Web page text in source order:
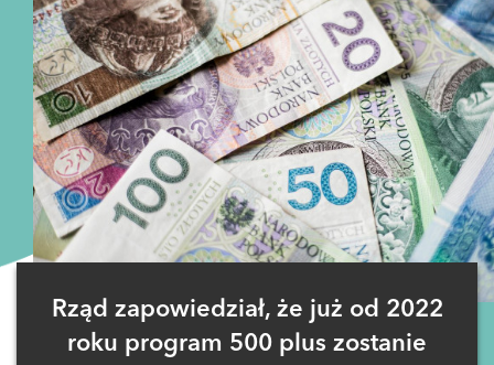
Rząd zapowiedział, że już od 2022
roku program 500 plus zostanie